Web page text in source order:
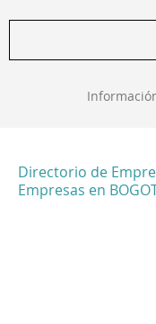
Directorio de
Empresas en